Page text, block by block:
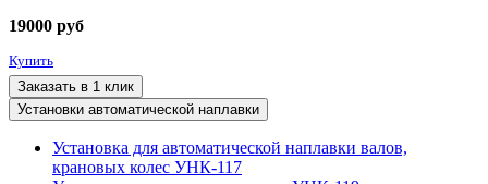
19000 руб
Купить
Заказать в 1 клик
Установки автоматической наплавки
Установка для автоматической наплавки валов,
крановых колес УНК-117